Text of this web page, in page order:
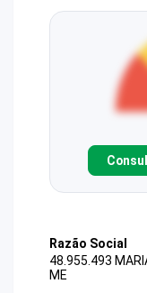
Razão Social
48.955.493
ME